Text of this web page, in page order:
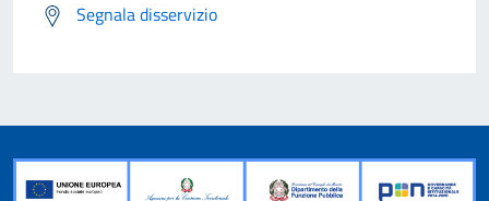
Segnala disservizio